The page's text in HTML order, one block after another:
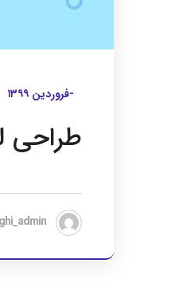
-فروردین ۱۳۹۹
طراحی